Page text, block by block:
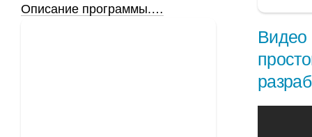
Видео
Описание программы.…